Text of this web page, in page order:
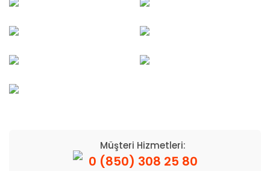
Müşteri Hizmetleri:
0 (850) 308 25 80